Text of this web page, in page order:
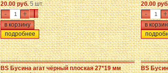
20.00 руб.5 шт.
- +
подробнее
20.00
- +
BS Бусина агат чёрный плоская 27*19 мм
BS